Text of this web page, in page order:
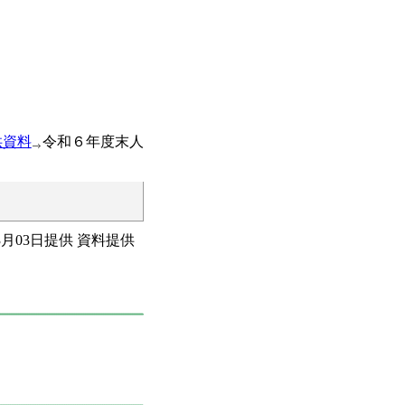
料 令和６年度末人
03日提供 資料提供